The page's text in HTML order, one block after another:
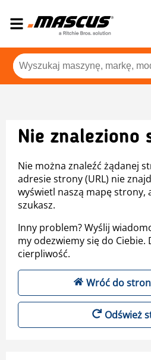
Nie znaleziono
Nie można znaleźć żądanej
adresie strony (URL) nie
wyświetl naszą mapę strony,
szukasz.
Inny problem? Wyślij
my odezwiemy się do Ciebie.
cierpliwość.
Wróć do
Odśwież